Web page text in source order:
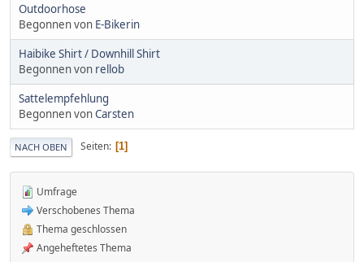
Outdoorhose
Begonnen von E-Bikerin
Haibike Shirt / Downhill Shirt
Begonnen von rellob
Sattelempfehlung
Begonnen vonCarsten
NACH OBEN Seiten 1
Umfrage
Verschobenes Thema
Thema geschlossen
Angeheftetes Thema